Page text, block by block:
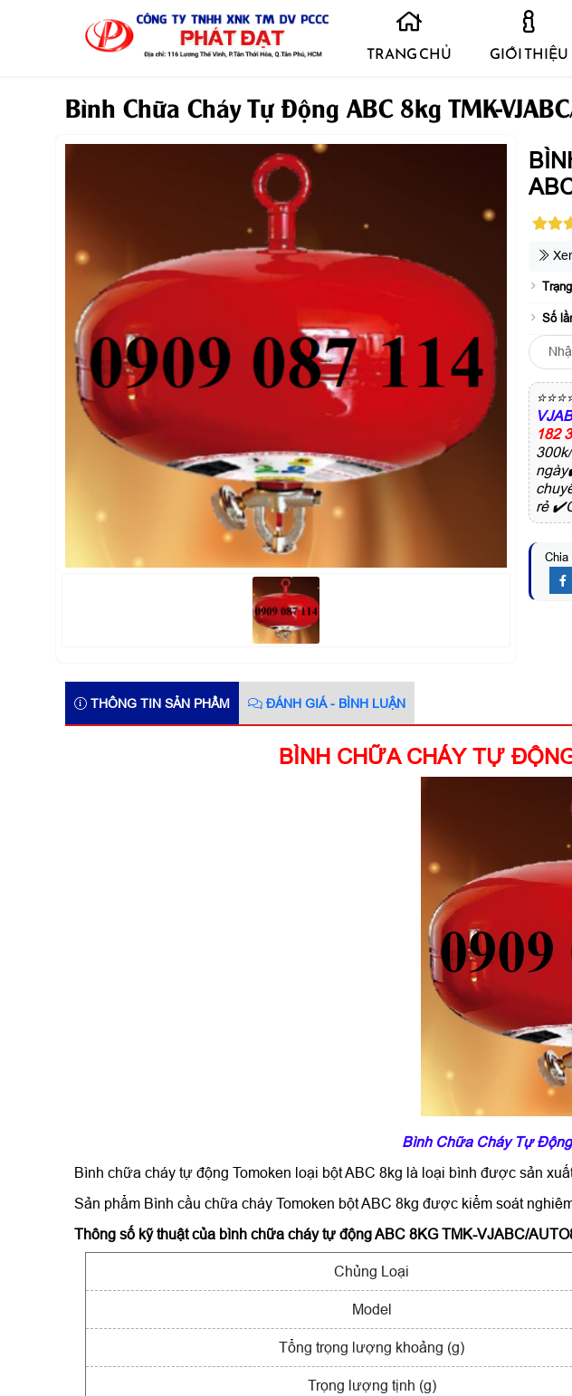
TRANG CHỦ GIỚI THIỆU
Bình Chữa Cháy Tự Động ABC 8kg TMK-
Số
182
rẻ
Chia
THÔNG TIN SẢN PHẨM ĐÁNH GIÁ - BÌNH LUẬN
BÌNH CHỮA CHÁY TỰ
Bình Chữa Cháy Tự
Bình chữa cháy tự động Tomoken loại bột ABC 8kg là loại bình được sản
Sản phẩm Bình cầu chữa cháy Tomoken bột ABC 8kg được kiểm soát
Thông số kỹ thuật của bình chữa cháy tự động ABC 8KG TMK-VJABC/
Chủng Loại
Model
Tổng trọng lượng khoảng (g)
Trọng lượng tịnh (g)